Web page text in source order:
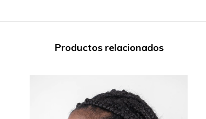
Productos relacionados